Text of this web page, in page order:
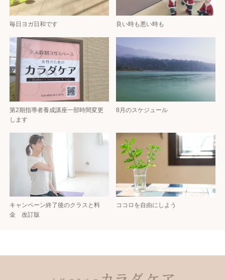
毎日ヨガ日和です 良い時も悪い時も
第2期指導者養成講座一部時間変更
します
8月のスケジュール
キャンペーン終了後のクラスと料
金 改訂版
ココロを自由にしよう